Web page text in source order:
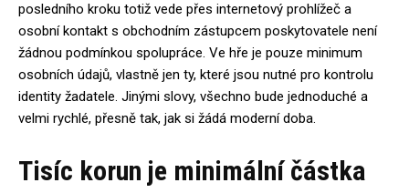
posledního kroku totiž vede přes internetový prohlížeč a
osobní kontakt s obchodním zástupcem poskytovatele není
žádnou podmínkou spolupráce. Ve hře je pouze minimum
osobních údajů, vlastně jen ty, které jsou nutné pro kontrolu
identity žadatele. Jinými slovy, všechno bude jednoduché a
velmi rychlé, přesně tak, jak si žádá moderní doba.
Tisíc korun je minimální částka